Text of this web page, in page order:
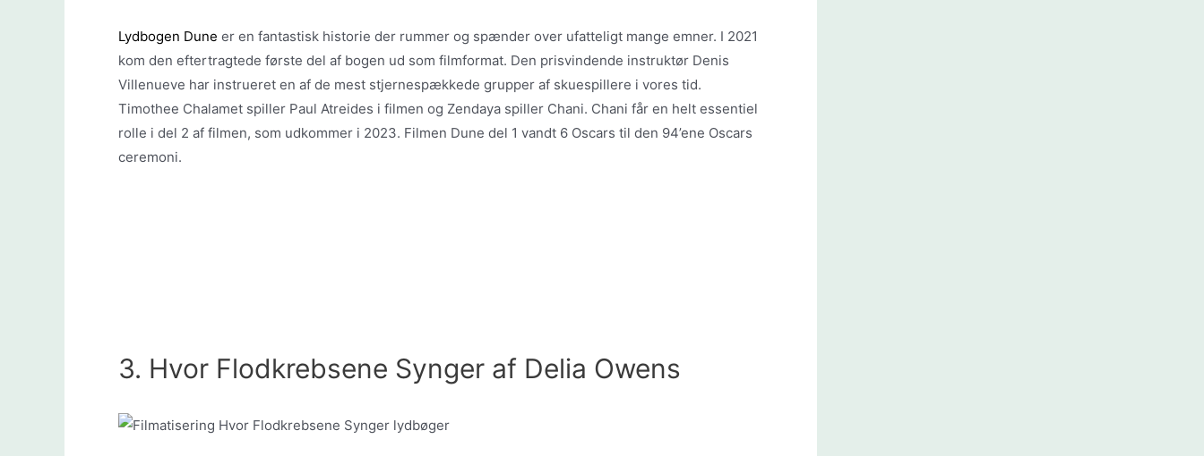
Lydbogen Dune er en fantastisk historie der rummer og spænder over ufatteligt mange emner. I 2021
kom den eftertragtede første del af bogen ud som filmformat. Den prisvindende instruktør Denis
Villenueve har instrueret en af de mest stjernespækkede grupper af skuespillere i vores tid.
Timothee Chalamet spiller Paul Atreides i filmen og Zendaya spiller Chani. Chani får en helt essentiel
rolle i del 2 af filmen, som udkommer i 2023. Filmen Dune del 1 vandt 6 Oscars til den 94’ene Oscars
ceremoni.
3. Hvor Flodkrebsene Synger af Delia Owens